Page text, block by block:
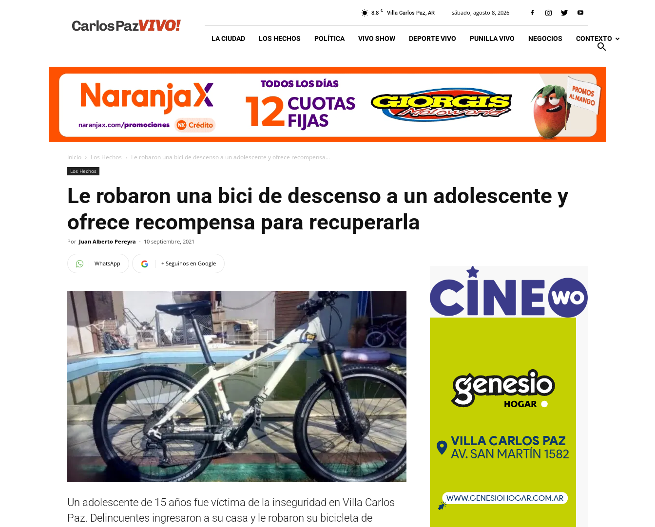
Vivo
8.8 C Villa Carlos Paz, AR sábado, agosto 8, 2026
LA CIUDAD LOS HECHOS POLÍTICA VIVO SHOW DEPORTE VIVO PUNILLA VIVO NEGOCIOS CONTEXTO
Inicio Los Hechos Le robaron una bici de descenso a un adolescente y ofrece recompensa...
Los Hechos
Le robaron una bici de descenso a un adolescente y
ofrece recompensa para recuperarla
Por Juan Alberto Pereyra - 10 septiembre, 2021
WhatsApp + Seguinos en Google
Un adolescente de 15 años fue víctima de la inseguridad en Villa Carlos
Paz. Delincuentes ingresaron a su casa y le robaron su bicicleta de